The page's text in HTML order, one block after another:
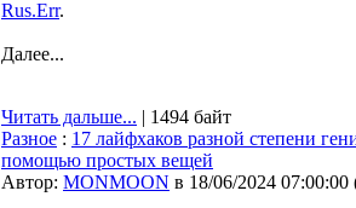
Rus.Err.
Далее...
Читать дальше... | 1494 байт
Разное : 17 лайфхаков разной степени
помощью простых вещей
Автор: MONMOON в 18/06/2024 07:00:00